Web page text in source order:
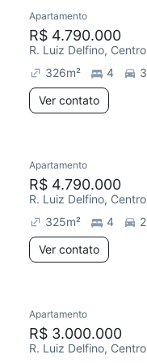
Apartamento
R$ 4.790.000
R. Luiz Delfino, Centro
326m² 4
3
Ver contato
Apartamento
R$ 4.790.000
R. Luiz Delfino, Centro
325m² 4
2
Ver contato
Apartamento
R$ 3.000.000
R. Luiz Delfino, Centro